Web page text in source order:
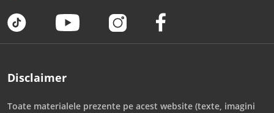
Disclaimer
Toate materialele prezente pe acest website (texte, imagini